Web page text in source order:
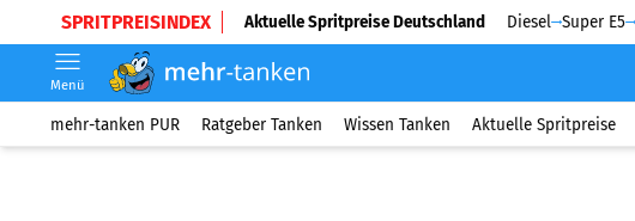
SPRITPREISINDEX Aktuelle Spritpreise Deutschland Diesel Super E5
Menü
mehr-tanken PUR Ratgeber Tanken Wissen Tanken Aktuelle Spritpreise